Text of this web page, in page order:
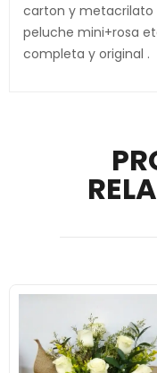
carton y metacrilato
peluche mini+rosa
completa y original .